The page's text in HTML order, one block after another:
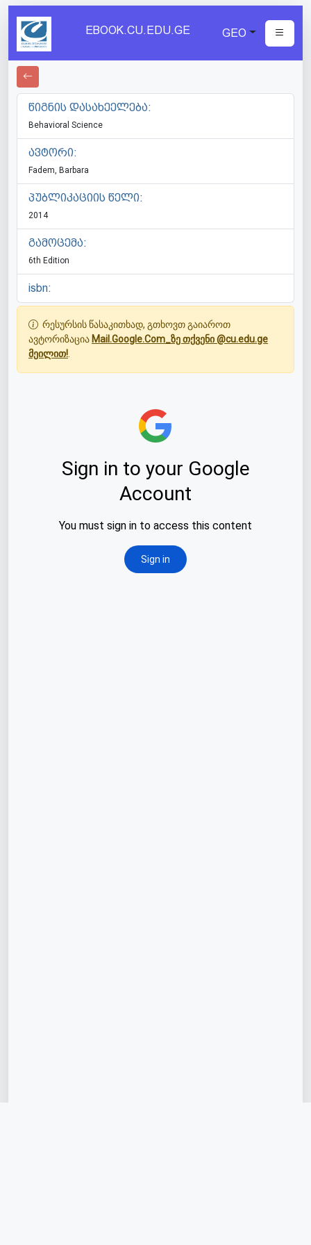
EBOOK.CU.EDU.GE GEO
წიგნის დასახეელება:
Behavioral Science
ავტორი:
Fadem, Barbara
პუბლიკაციის წელი:
2014
გამოცემა:
6th Edition
isbn:
რესურსის წასაკითხად, გთხოვთ გაიაროთ
ავტორიზაცია Mail.Google.Com_ზე თქვენი @cu.edu.ge
მეილით!